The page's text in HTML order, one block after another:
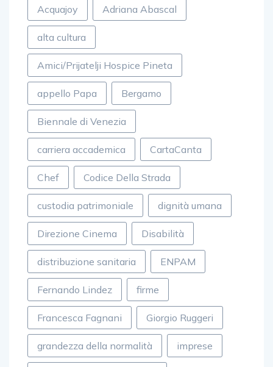
Acquajoy Adriana Abascal
alta cultura
Amici/Prijatelji Hospice Pineta
appello Papa Bergamo
Biennale di Venezia
carriera accademica CartaCanta
Chef Codice Della Strada
custodia patrimoniale dignità umana
Direzione Cinema Disabilità
distribuzione sanitaria ENPAM
Fernando Lindez firme
Francesca Fagnani Giorgio Ruggeri
grandezza della normalità imprese